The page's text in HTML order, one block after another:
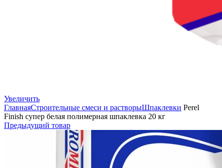
Увеличить
ГлавнаяСтроительные смеси и растворыШпаклевки Perel
Finish супер белая полимерная шпаклевка 20 кг
Предыдущий товар